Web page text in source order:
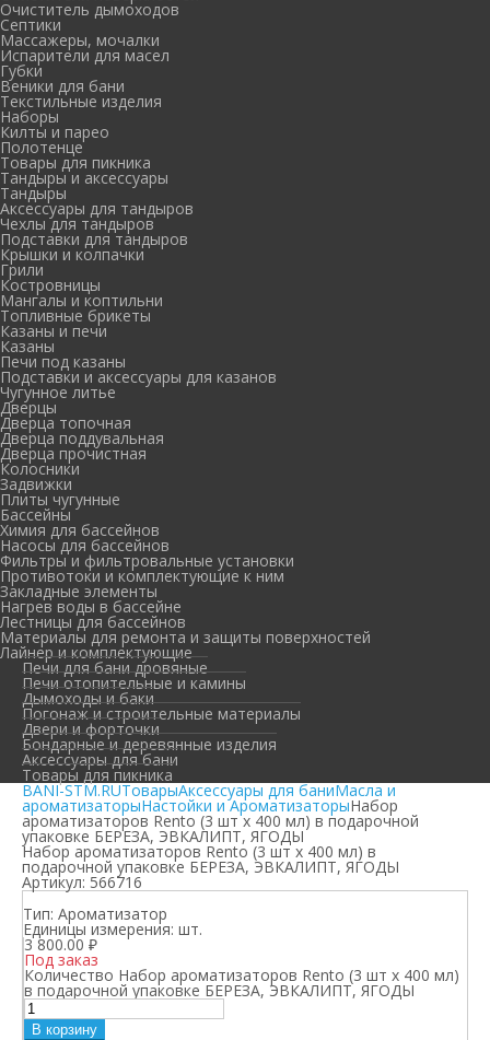
Очиститель дымоходов
Септики
Массажеры, мочалки
Испарители для масел
Губки
Веники для бани
Текстильные изделия
Наборы
Килты и парео
Полотенце
Товары для пикника
Тандыры и аксессуары
Тандыры
Аксессуары для тандыров
Чехлы для тандыров
Подставки для тандыров
Крышки и колпачки
Грили
Костровницы
Мангалы и коптильни
Топливные брикеты
Казаны и печи
Казаны
Печи под казаны
Подставки и аксессуары для казанов
Чугунное литье
Дверцы
Дверца топочная
Дверца поддувальная
Дверца прочистная
Колосники
Задвижки
Плиты чугунные
Бассейны
Химия для бассейнов
Насосы для бассейнов
Фильтры и фильтровальные установки
Противотоки и комплектующие к ним
Закладные элементы
Нагрев воды в бассейне
Лестницы для бассейнов
Материалы для ремонта и защиты поверхностей
Лайнер и комплектующие
Печи для бани дровяные
Печи отопительные и камины
Дымоходы и баки
Погонаж и строительные материалы
Двери и форточки
Бондарные и деревянные изделия
Аксессуары для бани
Товары для пикника
BANI-STM.RUТоварыАксессуары для баниМасла и
ароматизаторыНастойки и АроматизаторыНабор
ароматизаторов Rento (3 шт х 400 мл) в подарочной
упаковке БЕРЕЗА, ЭВКАЛИПТ, ЯГОДЫ
Набор ароматизаторов Rento (3 шт х 400 мл) в
подарочной упаковке БЕРЕЗА, ЭВКАЛИПТ, ЯГОДЫ
Артикул: 566716
Тип: Ароматизатор
Единицы измерения: шт.
3 800.00 ₽
Под заказ
Количество Набор ароматизаторов Rento (3 шт х 400 мл)
в подарочной упаковке БЕРЕЗА, ЭВКАЛИПТ, ЯГОДЫ
В корзину